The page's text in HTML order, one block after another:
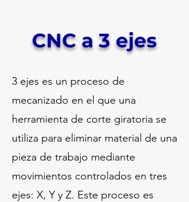
CNC a 3 ejes
3 ejes es un proceso de
mecanizado en el que una
herramienta de corte giratoria se
utiliza para eliminar material de una
pieza de trabajo mediante
movimientos controlados en tres
ejes: X, Y y Z. Este proceso es